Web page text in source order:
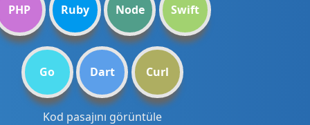
PHP Ruby Node Swift
Go Dart Curl
Kod pasajını görüntüle